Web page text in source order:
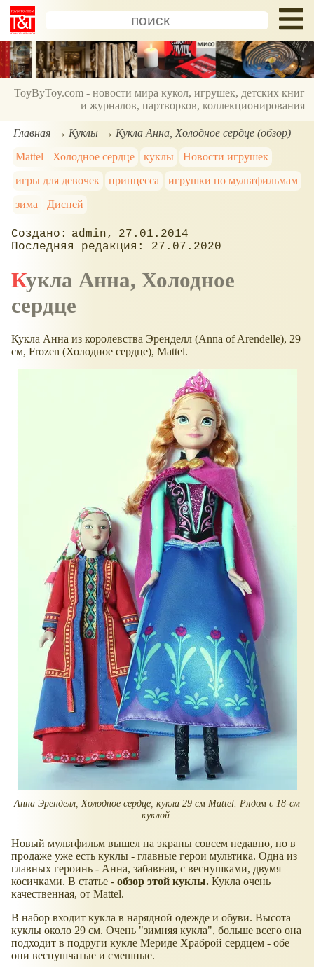
ToyByToy.com - новости мира кукол, игрушек, детских книг
и журналов, партворков, коллекционирования
Главная Куклы
Кукла Анна, Холодное сердце (обзор)
Mattel
Холодное сердце куклы
Новости игрушек
игры для девочек
принцесса
игрушки по мультфильмам
зима
Дисней
admin
27.01.2014
27.07.2020
Кукла Анна, Холодное
сердце
Кукла Анна из королевства Эренделл (Anna of Arendelle), 29
см, Frozen (Холодное сердце), Mattel.
Анна Эренделл, Холодное сердце, кукла 29 см Mattel. Рядом с 18-см
куклой.
Новый мультфильм вышел на экраны совсем недавно, но в
продаже уже есть куклы - главные герои мультика. Одна из
главных героинь - Анна, забавная, с веснушками, двумя
косичками. В статье - обзор этой куклы. Кукла очень
качественная, от Mattel.
В набор входит кукла в нарядной одежде и обуви. Высота
куклы около 29 см. Очень "зимняя кукла", больше всего она
подходит в подруги кукле Мериде Храброй сердцем - обе
они веснушчатые и смешные.